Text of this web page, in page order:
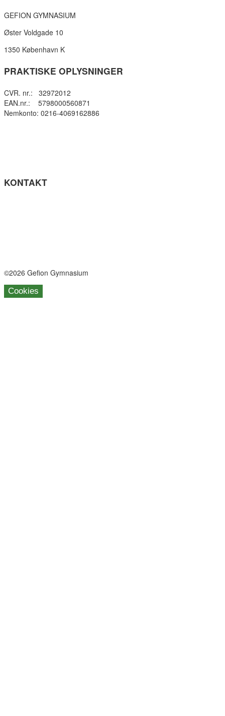
GEFION GYMNASIUM
Øster Voldgade 10
1350 København K
PRAKTISKE OPLYSNINGER
CVR. nr.: 32972012
EAN.nr.: 5798000560871
Nemkonto: 0216-4069162886
KONTAKT
©2026 Gefion Gymnasium
Cookies